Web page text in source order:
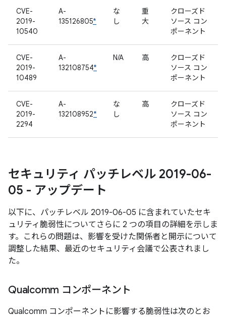
CVE-
2019-
10540
A-
135126805*
な
し
重
大
クローズド
ソース コン
ポーネント
CVE-
2019-
10489
A-
132108754*
N/A 高
クローズド
ソース コン
ポーネント
CVE-
2019-
2294
A-
132108952*
な
し
高
クローズド
ソース コン
ポーネント
セキュリティ パッチレベル 2019-06-
05 - アップデート
以下に、パッチレベル 2019-06-05 に含まれていたセキ
ュリティ脆弱性についてさらに 2 つの項目の詳細を示しま
す。これらの問題は、影響を受けた関係者と開示について
調整した結果、最近のセキュリティ会議で公表されまし
た。
Qualcomm コンポーネント
Qualcomm コンポーネントに影響する脆弱性は次のとお